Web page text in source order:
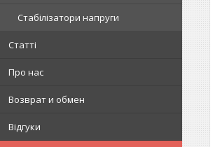
Стабілізатори напруги
Статті
Про нас
Возврат и обмен
Відгуки